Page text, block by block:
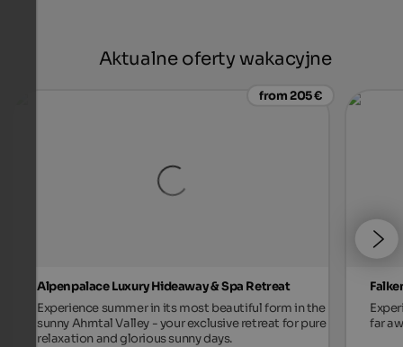
Aktualne oferty wakacyjne
from 205 €
Alpenpalace Luxury Hideaway & Spa Retreat
Experience summer in its most beautiful form in the
sunny Ahrntal Valley - your exclusive retreat for pure
relaxation and glorious sunny days.
far